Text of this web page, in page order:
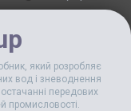
який розробляє
вод і зневоднення
передових
промисловості.